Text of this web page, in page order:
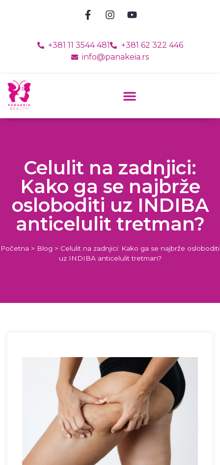
+381 11 3544 481
+381 62 322 446
info@panakeia.rs
Celulit na zadnjici:
Kako ga se najbrže
osloboditi uz INDIBA
anticelulit tretman?
Početna > Blog > Celulit na zadnjici: Kako ga se najbrže osloboditi
uz INDIBA anticelulit tretman?